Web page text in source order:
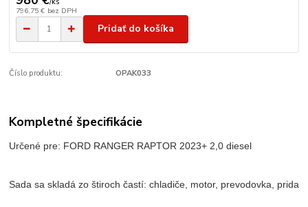
796,75 € bez DPH
Pridať do košíka
Číslo produktu: OPAK033
Kompletné špecifikácie
Určené pre: FORD RANGER RAPTOR 2023+ 2,0 diesel
Sada sa skladá zo štiroch častí: chladiče, motor, prevodovka,